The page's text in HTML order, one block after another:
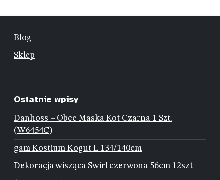
Blog
Sklep
Ostatnie wpisy
Danhoss – Obce Maska Kot Czarna 1 Szt.
(W6454C)
gam Kostium Kogut L 134/140cm
Dekoracja wisząca Swirl czerwona 56cm 12szt